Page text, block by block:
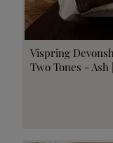
Vispring
Two Tones -